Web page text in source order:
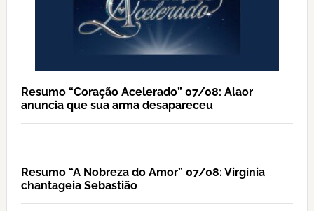
Resumo “Coração Acelerado” 07/08: Alaor
anuncia que sua arma desapareceu
Resumo “A Nobreza do Amor” 07/08: Virgínia
chantageia Sebastião